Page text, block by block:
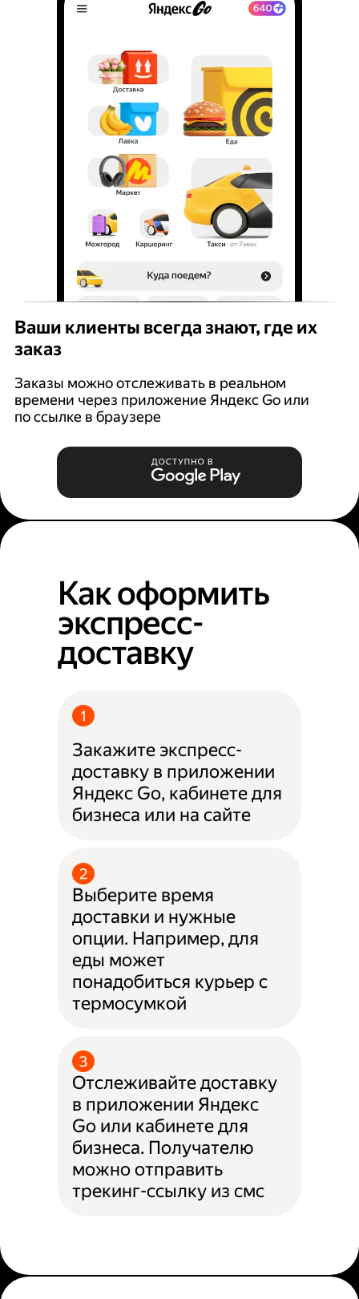
Ваши клиенты всегда знают, где их
заказ
Заказы можно отслеживать в реальном
времени через приложение Яндекс Go или
по ссылке в браузере
Как оформить
экспресс-
доставку
Закажите экспресс-
доставку в приложении
Яндекс Go, кабинете для
бизнеса или на сайте
Выберите время
доставки и нужные
опции. Например, для
еды может
понадобиться курьер с
термосумкой
Отслеживайте доставку
в приложении Яндекс
Go или кабинете для
бизнеса. Получателю
можно отправить
трекинг-ссылку из смс